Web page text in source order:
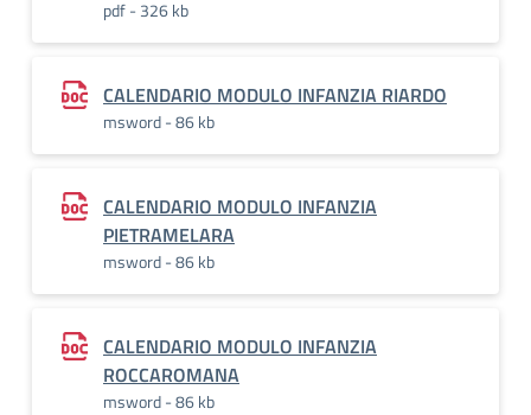
pdf - 326 kb
CALENDARIO MODULO INFANZIA RIARDO
msword - 86 kb
CALENDARIO MODULO INFANZIA
PIETRAMELARA
msword - 86 kb
CALENDARIO MODULO INFANZIA
ROCCAROMANA
msword - 86 kb